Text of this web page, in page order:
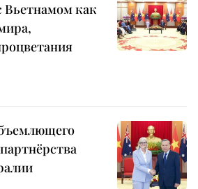
Вьетнамом как